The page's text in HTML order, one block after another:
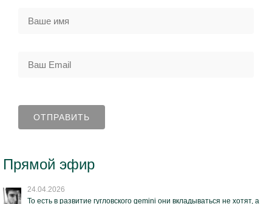
Прямой эфир
24.04.2026
То есть в развитие гугловского gemini они вкладываться не хотят, а